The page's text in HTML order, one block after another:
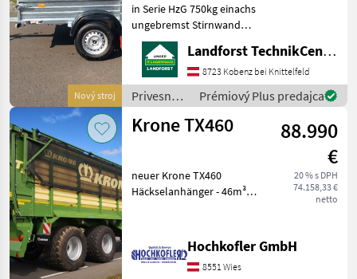
Nový stroj
in Serie HzG 750kg einachs
ungebremst Stirnwand
klappbar Aufsatzwände
600mm Flachplane grau
inkl. 2Stk.
Rohrabstellstützen Um
Ihnen unnötige Wartezeiten
oder Wegst
Landforst TechnikCenter Knittelfeld
8723 Kobenz bei Knittelfeld
Privesné
vozíky /
Pongratz
Prémiový Plus predajca
Krone TX460
88.990
€
20 % s DPH
74.158,33 €
netto
neuer Krone TX460
Häckselanhänger - 46m³
Hinterachse -
Untenanhängung - K80-
Kugelkopfkupplung -
Hochkofler GmbH
8551 Wies